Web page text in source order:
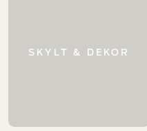
SKYLT & DEKOR